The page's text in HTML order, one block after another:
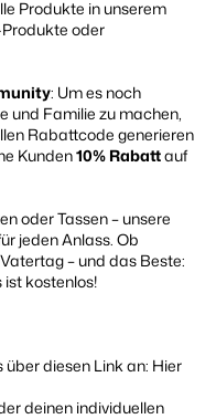
Produkte in unserem
oder
: Um es noch
und Familie zu machen,
Rabattcode generieren
Kunden10% Rabattauf
oder Tassen – unsere
jeden Anlass. Ob
– und das Beste:
kostenlos!
diesen Link an: Hier
deinen individuellen